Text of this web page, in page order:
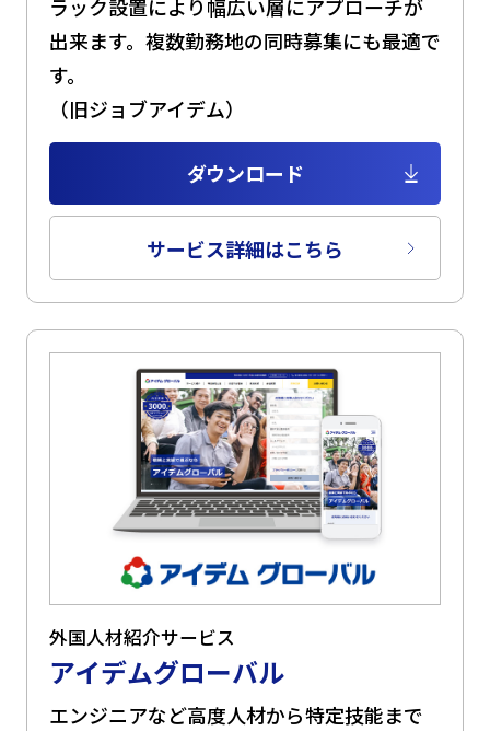
ラック設置により幅広い層にアプローチが
出来ます。複数勤務地の同時募集にも最適で
す。
（旧ジョブアイデム）
ダウンロード
サービス詳細はこちら
外国人材紹介サービス
アイデムグローバル
エンジニアなど高度人材から特定技能まで